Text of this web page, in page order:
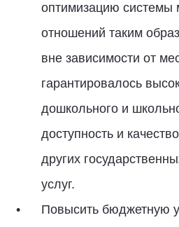
оптимизацию
отношений таким
вне зависимости от
гарантировалось
дошкольного и
доступность и
других
услуг.
Повысить бюджетную